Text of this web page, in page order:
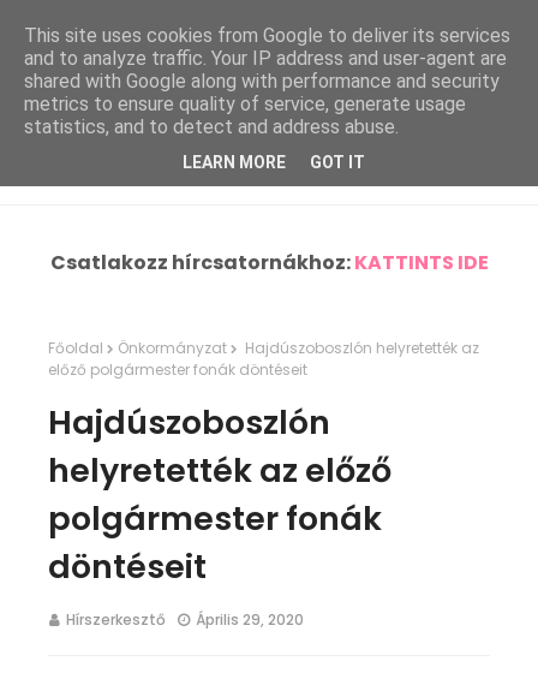
Csatlakozz hírcsatornákhoz:KATTINTS IDE
Főoldal Önkormányzat
Hajdúszoboszlón helyretették az
előző polgármester fonák döntéseit
Hajdúszoboszlón
helyretették az előző
polgármester fonák
döntéseit
Hírszerkesztő Április 29, 2020
This site uses cookies from Google to deliver its services
and to analyze traffic. Your IP address and user-agent are
shared with Google along with performance and security
metrics to ensure quality of service, generate usage
statistics, and to detect and address abuse.
LEARN MORE GOT IT